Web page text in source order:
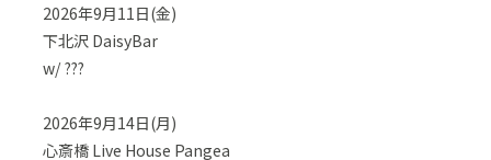
2026年9月11日(金)
下北沢 DaisyBar
w/ ???
2026年9月14日(月)
心斎橋 Live House Pangea